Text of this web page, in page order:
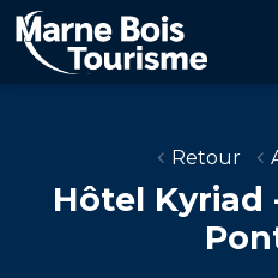
Aller
au
contenu
principal
Retour
Hôtel Kyriad